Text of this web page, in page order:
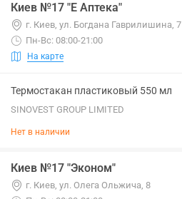
Киев №17 "Е Аптека"
г. Киев, ул. Богдана Гаврилишина, 7
Пн-Вс: 08:00-21:00
На карте
Термостакан пластиковый 550 мл
SINOVEST GROUP LIMITED
Нет в наличии
Киев №17 "Эконом"
г. Киев, ул. Олега Ольжича, 8